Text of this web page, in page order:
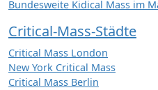
Bundesweite Kidical Mass im
Critical-Mass-Städte
Critical Mass London
New York Critical Mass
Critical Mass Berlin